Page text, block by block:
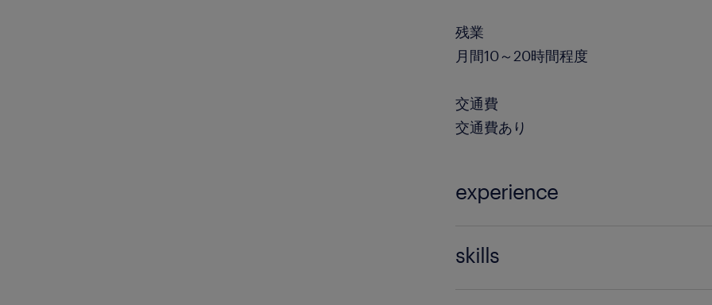
残業
月間10～20時間程度
交通費
交通費あり
experience
skills